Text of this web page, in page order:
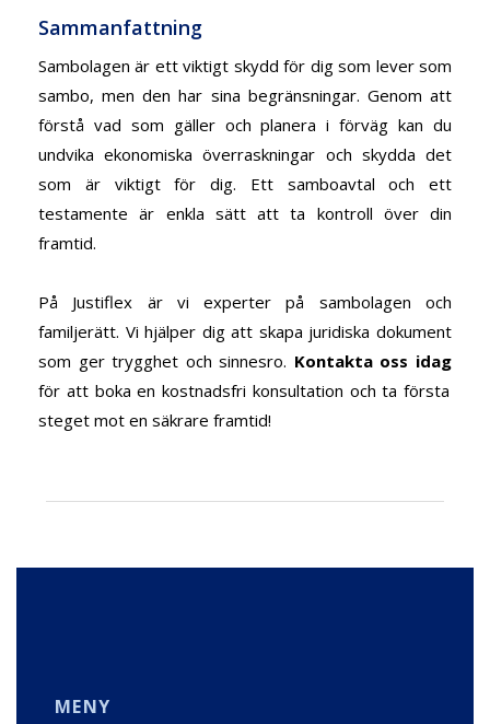
Sammanfattning
Sambolagen är ett viktigt skydd för dig som lever som
sambo, men den har sina begränsningar. Genom att
förstå vad som gäller och planera i förväg kan du
undvika ekonomiska överraskningar och skydda det
som är viktigt för dig. Ett samboavtal och ett
testamente är enkla sätt att ta kontroll över din
framtid.
På Justiflex är vi experter på sambolagen och
familjerätt. Vi hjälper dig att skapa juridiska dokument
som ger trygghet och sinnesro. Kontakta oss idag
för att boka en kostnadsfri konsultation och ta första
steget mot en säkrare framtid!
MENY